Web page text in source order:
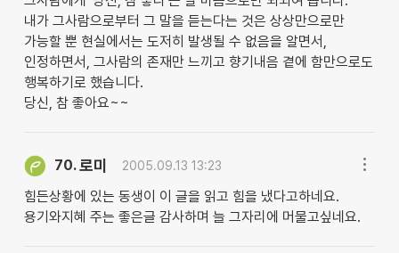
내가 그사람으로부터 그 말을 듣는다는 것은 상상만으로만
가능할 뿐 현실에서는 도저히 발생될 수 없음을 알면서,
인정하면서, 그사람의 존재만 느끼고 향기내음 곁에 함만으로도
행복하기로 했습니다.
당신, 참 좋아요~~
70.로미 2005.09.13 13:23
힘든상황에 있는 동생이 이 글을 읽고 힘을 냈다고하네요.
용기와지혜 주는 좋은글 감사하며 늘 그자리에 머물고싶네요.